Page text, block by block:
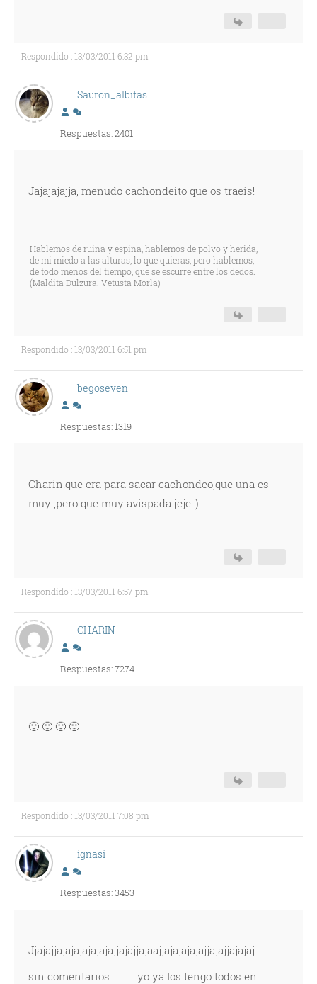
Respondido : 13/03/2011 6:32 pm
Sauron_albitas
Respuestas: 2401
Jajajajajja, menudo cachondeito que os traeis!
Hablemos de ruina y espina, hablemos de polvo y herida,
de mi miedo a las alturas, lo que quieras, pero hablemos,
de todo menos del tiempo, que se escurre entre los dedos.
(Maldita Dulzura. Vetusta Morla)
Respondido : 13/03/2011 6:51 pm
begoseven
Respuestas: 1319
Charin!que era para sacar cachondeo,que una es
muy ,pero que muy avispada jeje!:)
Respondido : 13/03/2011 6:57 pm
CHARIN
Respuestas: 7274
🙂 🙂 🙂 🙂
Respondido : 13/03/2011 7:08 pm
ignasi
Respuestas: 3453
Jjajajjajajajajajajajjajajjajaajjajajajajajjajajjajajaj
sin comentarios.............yo ya los tengo todos en